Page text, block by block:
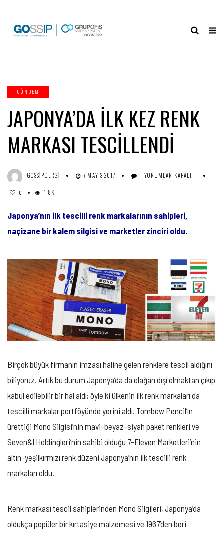
GÜNDEM
JAPONYA’DA İLK KEZ RENK
MARKASI TESCİLLENDİ
GOSSIPDERGI 7 MAYIS 2017
JAPONYA’DA
MARKASI
TESCİLLENDİ
IÇIN
YORUMLAR KAPALI
0 1.8K
Japonya’nın ilk tescilli renk markalarının sahipleri,
naçizane bir kalem silgisi ve marketler zinciri oldu.
Birçok büyük firmanın imzası haline gelen renklere tescil aldığını
biliyoruz. Artık bu durum Japonya’da da olağan dışı olmaktan çıkıp
kabul edilebilir bir hal aldı; öyle ki ülkenin ilk renk markaları da
tescilli markalar portföyünde yerini aldı. Tombow Pencil’ın
ürettiği Mono Silgisi’nin mavi-beyaz-siyah paket renkleri ve
Seven&I Holdingleri’nin sahibi olduğu 7-Eleven Marketleri’nin
altın-yeşilkırmızı renk düzeni Japonya’nın ilk tescilli renk
markaları oldu.
Renk markası tescil sahiplerinden Mono Silgileri, Japonya’da
oldukça popüler bir kırtasiye malzemesi ve 1967’den beri